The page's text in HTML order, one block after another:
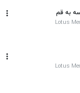
به قم